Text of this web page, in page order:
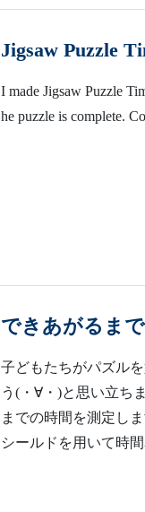
Jigsaw Puzzle
I made Jigsaw Puzzle
he puzzle is complete.
できあがるま
子どもたちがパズル
う(・∀・)と思い立ち
までの時間を測定し
シールドを用いて時